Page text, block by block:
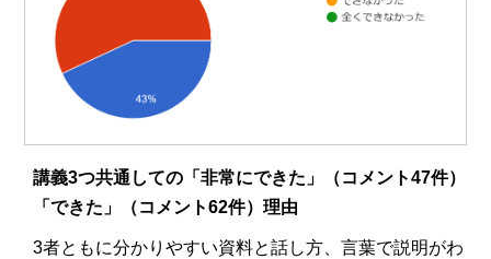
講義3つ共通しての「非常にできた」（コメント47件）
「できた」（コメント62件）理由
3者ともに分かりやすい資料と話し方、言葉で説明がわ